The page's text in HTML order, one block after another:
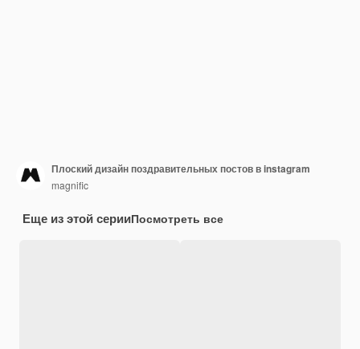
Плоский дизайн поздравительных постов в instagram
magnific
Еще из этой серииПосмотреть все